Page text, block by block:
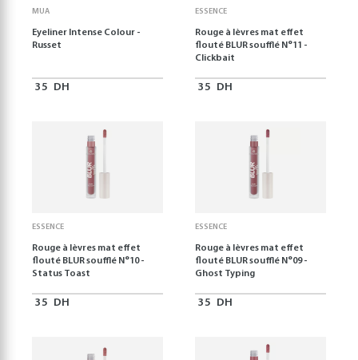
MUA
Eyeliner Intense Colour -
Russet
35 DH
ESSENCE
Rouge à lèvres mat effet
flouté BLUR soufflé N°11 -
Clickbait
35 DH
ESSENCE
Rouge à lèvres mat effet
flouté BLUR soufflé N°10 -
Status Toast
35 DH
ESSENCE
Rouge à lèvres mat effet
flouté BLUR soufflé N°09 -
Ghost Typing
35 DH